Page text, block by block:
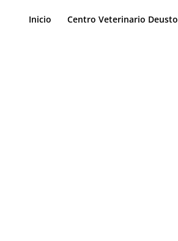
Inicio Centro Veterinario Deusto